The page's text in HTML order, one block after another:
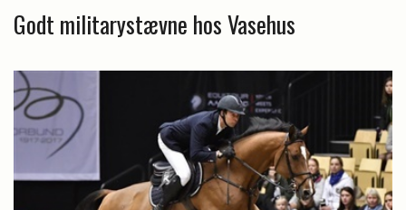
Godt militarystævne hos Vasehus